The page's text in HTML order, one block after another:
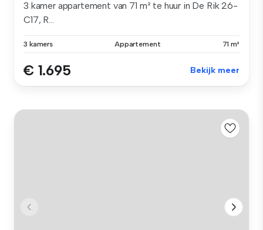
3 kamer appartement van 71 m² te huur in De Rik 26-
C17, R...
3 kamers Appartement 71 m²
€ 1.695 Bekijk meer